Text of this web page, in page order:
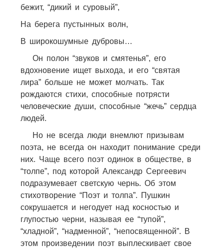
бежит, “дикий и суровый”,
На берега пустынных волн,
В широкошумные дубровы…
Он полон “звуков и смятенья”, его
вдохновение ищет выхода, и его “святая
лира” больше не может молчать. Так
рождаются стихи, способные потрясти
человеческие души, способные “жечь” сердца
людей.
Но не всегда люди внемлют призывам
поэта, не всегда он находит понимание среди
них. Чаще всего поэт одинок в обществе, в
“толпе”, под которой Александр Сергеевич
подразумевает светскую чернь. Об этом
стихотворение “Поэт и толпа”. Пушкин
сокрушается и негодует над косностью и
глупостью черни, называя ее “тупой”,
“хладной”, “надменной”, “непосвященной”. В
этом произведении поэт выплескивает свое